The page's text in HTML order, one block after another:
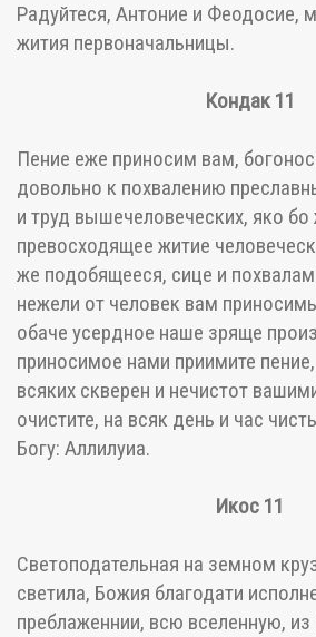
Радуйтеся, Антоние и Феодосие,
жития первоначальницы.
Кондак 11
Пение еже приносим вам,
довольно к похвалению
и труд вышечеловеческих, яко бо
превосходящее житие
же подобящееся, сице и похвалам
нежели от человек вам
обаче усердное наше зряще
приносимое нами приимите
всяких скверен и нечистот
очистите, на всяк день и час
Богу: Аллилуиа.
Икос 11
Светоподательная на земном
светила, Божия благодати
преблаженнии, всю вселенную,